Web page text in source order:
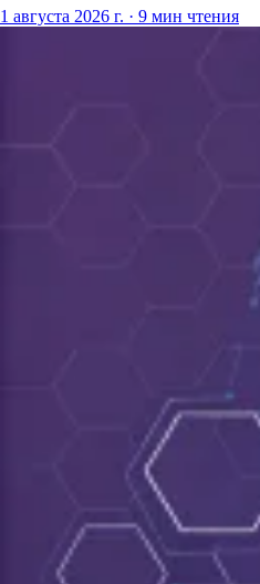
1 августа 2026 г. · 9 мин чтения